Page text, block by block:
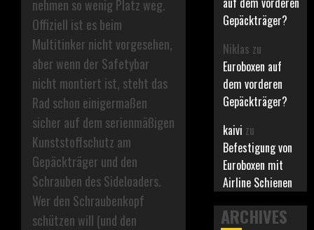
nehmen so wenig Platz weg.
Offiziell ist es beim
Multitinker nicht vorgesehen,
aber wenn der Safetybar
nicht montiert ist, steht das
Rad schon einigermaßen
sicher auf dem serienmäßigen
Kunststoffschutz am
Gepäckträger und den
Schrauben des Sideloaders.
Wer den Schraubenkopf
schützen will (und den
Gepäckträger?
Niklas zu
Euroboxen auf
dem vorderen
Gepäckträger?
kaivi zu
Befestigung von
Euroboxen mit
Airline Schienen
ARCHIVES